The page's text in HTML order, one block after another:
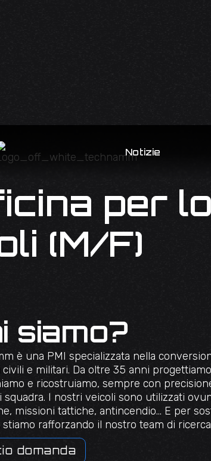
Notizie
per
(M/F)
siamo?
è una PMI specializzata nella
e militari. Da oltre 35 anni
e ricostruiamo, sempre con
squadra. I nostri veicoli sono utilizzati
missioni tattiche, antincendio... E per
stiamo rafforzando il nostro team di
domanda